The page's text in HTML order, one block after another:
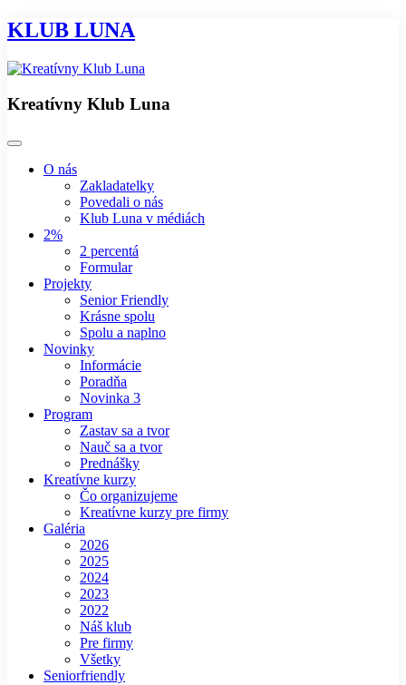
KLUB LUNA
Kreatívny Klub Luna
O nás
Zakladatelky
Povedali o nás
Klub Luna v médiách
2%
2 percentá
Formular
Projekty
Senior Friendly
Krásne spolu
Spolu a naplno
Novinky
Informácie
Poradňa
Novinka 3
Program
Zastav sa a tvor
Nauč sa a tvor
Prednášky
Kreatívne kurzy
Čo organizujeme
Kreatívne kurzy pre firmy
Galéria
2026
2025
2024
2023
2022
Náš klub
Pre firmy
Všetky
Seniorfriendly